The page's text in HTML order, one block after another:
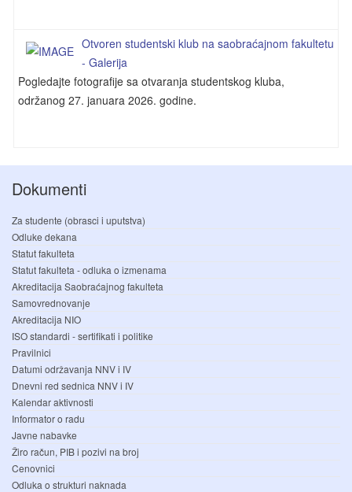
Otvoren studentski klub na saobraćajnom fakultetu
- Galerija
Pogledajte fotografije sa otvaranja studentskog kluba,
održanog 27. januara 2026. godine.
Dokumenti
Za studente (obrasci i uputstva)
Odluke dekana
Statut fakulteta
Statut fakulteta - odluka o izmenama
Akreditacija Saobraćajnog fakulteta
Samovrednovanje
Akreditacija NIO
ISO standardi - sertifikati i politike
Pravilnici
Datumi održavanja NNV i IV
Dnevni red sednica NNV i IV
Kalendar aktivnosti
Informator o radu
Javne nabavke
Žiro račun, PIB i pozivi na broj
Cenovnici
Odluka o strukturi naknada